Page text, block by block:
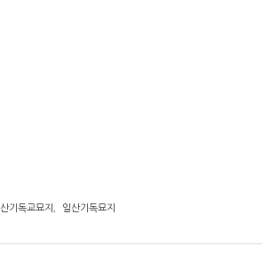
기독교묘지 일산기독묘지